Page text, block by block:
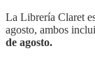
La Librería Claret
agosto, ambos
de agosto.